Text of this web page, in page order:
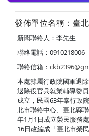
發佈單位名稱：臺
新聞聯絡人：李先生
聯絡電話：0910218006
聯絡信箱：
本處隸屬行政院國軍退
退除役官兵就業輔導委
成立，民國63年奉行政
北市聯絡中心、臺北縣
年1月1日成立榮民服務
16日改編成「臺北市榮